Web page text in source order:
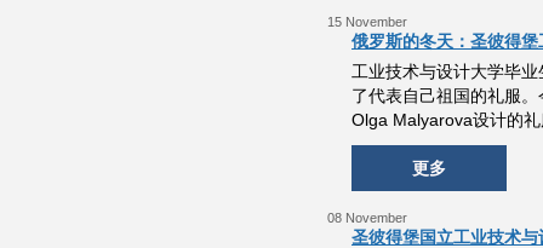
15 November
俄罗斯的冬天：圣彼得
工业技术与设计大学毕
了代表自己祖国的礼服
Olga Malyarova设计的
更多
08 November
圣彼得堡国立工业技术